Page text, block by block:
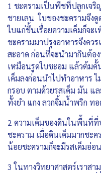
1 ชะครามเป็นพืชที่ปลูกเจริ
ชายเลน ใบของชะครามจึงดู
ใบแก่ขึ้นเรื่อยความเค็มก็จะ
ชะครามมาปรุงอาหารจึงคว
สะอาด ก่อนที่จะนำมากินต้อ
เหมือนรูดใบชะอม แล้วต้มคั้
เค็มลงก่อนนำไปทำอาหาร
กรอบ ตามด้วยรสเค็ม มัน แ
ทั้งยำ แกง ลวกจิ้มน้ำพริก ท
2 ความเค็มของดินในพื้นที่
ชะคราม เมื่อดินเค็มมากชะ
น้อยชะครามก็จะมีรสเค็มอ่
3 ในทางวิทยาศาสตร์เราส